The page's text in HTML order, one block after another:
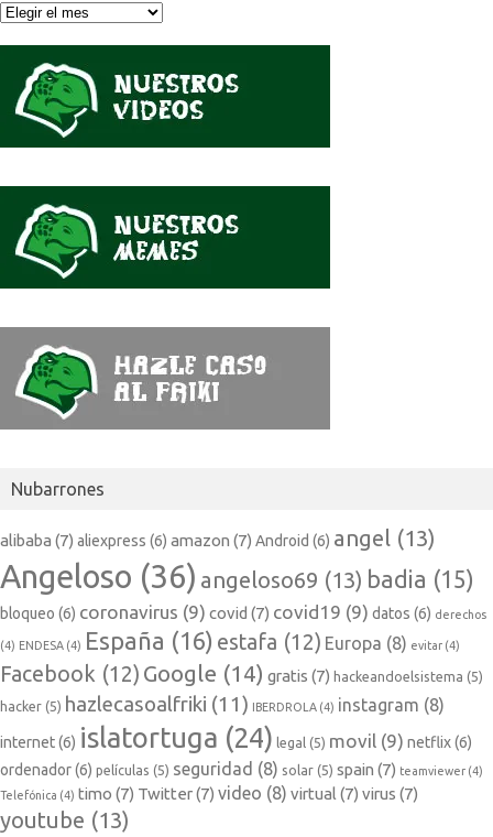
Lo
Nubarrones
alibaba (7) aliexpress (6) amazon (7) Android (6) angel (13)
Angeloso (36) angeloso69 (13) badia (15)
bloqueo (6) coronavirus (9) covid (7) covid19 (9) datos (6) derechos
(4) ENDESA (4) España (16) estafa (12) Europa (8) evitar (4)
Facebook (12) Google (14) gratis (7) hackeandoelsistema (5)
hacker (5) hazlecasoalfriki (11) IBERDROLA (4) instagram (8)
internet(6) islatortuga (24) legal (5) movil (9) netflix(6)
ordenador(6) películas (5) seguridad (8) solar (5) spain (7) teamviewer (4)
Telefónica (4) timo (7) Twitter(7) video (8) virtual (7) virus (7)
youtube (13)